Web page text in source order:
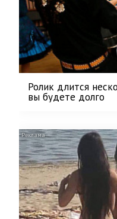
Ролик длится
вы будете долго